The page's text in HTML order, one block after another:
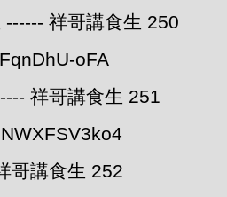
祥哥講食生 250
oFA
祥哥講食生 251
哥講食生 252